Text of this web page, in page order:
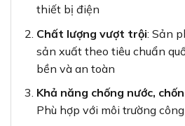
thiết bị điện
Chất lượng vượt trội: Sản
sản xuất theo tiêu chuẩn
bền và an toàn
Khả năng chống nước,
Phù hợp với môi trường